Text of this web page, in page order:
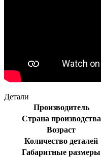
Детали
Производитель
Страна производства
Возраст
Количество деталей
Габаритные размеры